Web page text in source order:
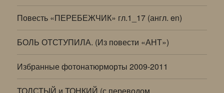
Повесть «ПЕРЕБЕЖЧИК» гл.1_17 (англ. en)
БОЛЬ ОТСТУПИЛА. (Из повести «АНТ»)
Избранные фотонатюрморты 2009-2011